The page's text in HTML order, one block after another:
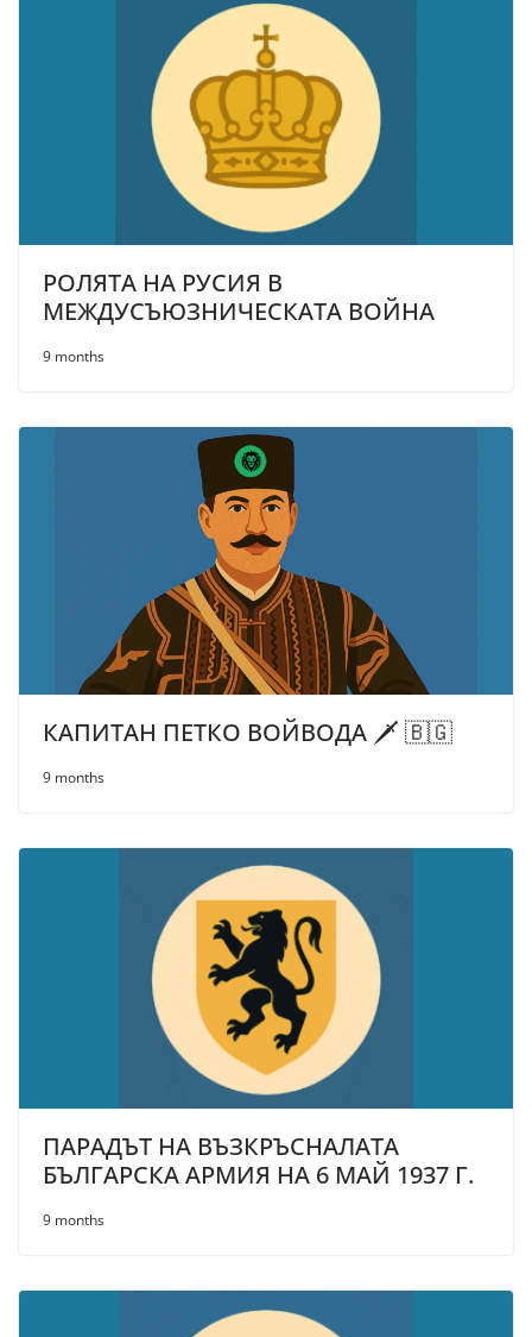
РОЛЯТА НА РУСИЯ В
МЕЖДУСЪЮЗНИЧЕСКАТА ВОЙНА
9 months
КАПИТАН ПЕТКО ВОЙВОДА 🗡️ 🇧🇬
9 months
ПАРАДЪТ НА ВЪЗКРЪСНАЛАТА
БЪЛГАРСКА АРМИЯ НА 6 МАЙ 1937 Г.
9 months